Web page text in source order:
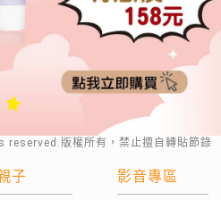
reserved.版權所有，禁止擅自轉貼節錄
子
影音專區